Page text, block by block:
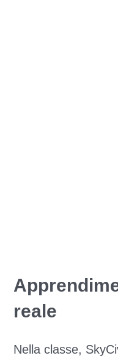
reale
Nella classe,